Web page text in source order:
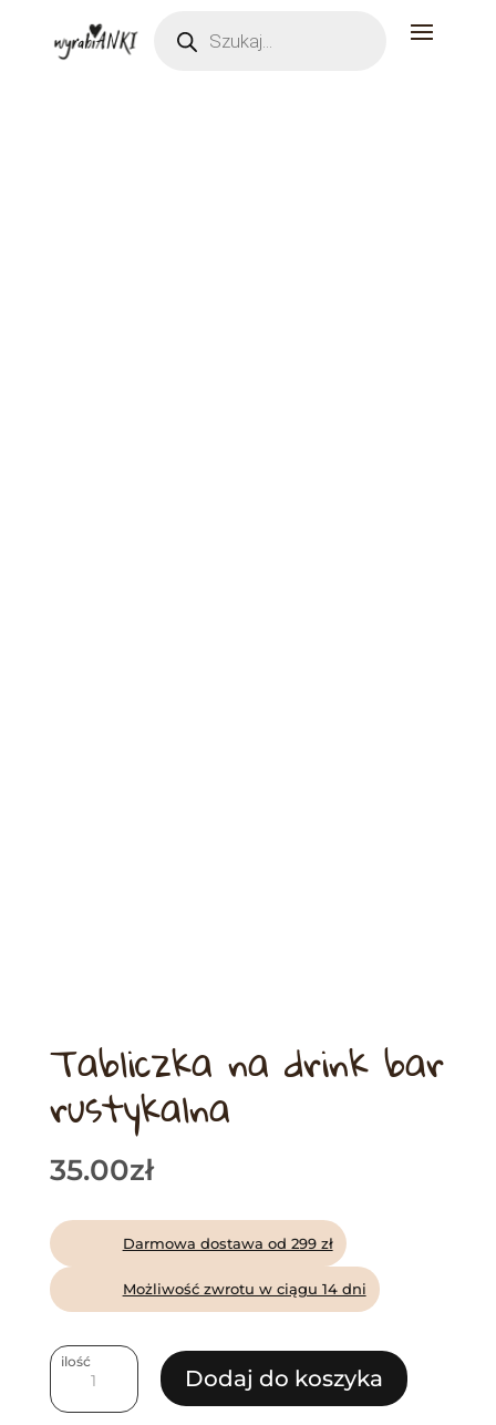
produktów
Tabliczka na drink bar
rustykalna
35.00zł
Darmowa dostawa od 299 zł
Możliwość zwrotu w ciągu 14 dni
ilość
ilość
Tabliczka
Dodaj do koszyka